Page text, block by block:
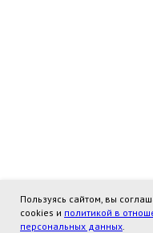
Пользуясь сайтом, вы
cookies и политикой в
персональных данных.